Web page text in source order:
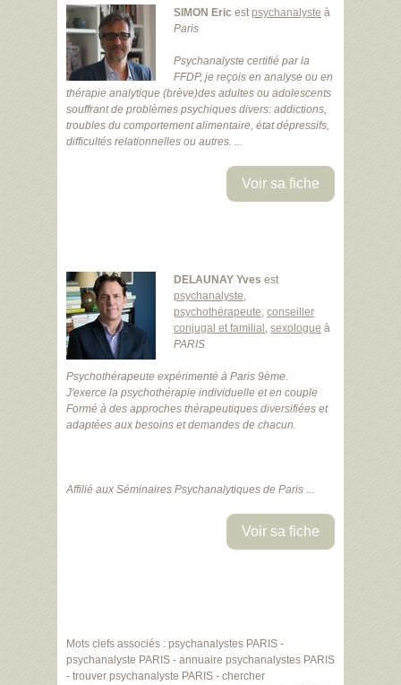
SIMON Eric estpsychanalyste à
Paris
Psychanalyste certifié par la
FFDP, je reçois en analyse ou en
thérapie analytique (brève)des adultes ou adolescents
souffrant de problèmes psychiques divers: addictions,
troubles du comportement alimentaire, état dépressifs,
difficultés relationnelles ou autres. ...
Voir sa fiche
DELAUNAY Yves est
psychanalyste,
psychothérapeute, conseiller
conjugal et familial , sexologue à
PARIS
Psychothérapeute expérimenté à Paris 9ème.
J'exerce la psychothérapie individuelle et en couple
Formé à des approches thérapeutiques diversifiées et
adaptées aux besoins et demandes de chacun.
Affilié aux Séminaires Psychanalytiques de Paris ...
Voir sa fiche
Mots clefs associés : psychanalystes PARIS -
psychanalyste PARIS - annuaire psychanalystes PARIS
- trouver psychanalyste PARIS - chercher